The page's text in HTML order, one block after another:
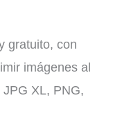
gratuito, con
imágenes al
XL, PNG,